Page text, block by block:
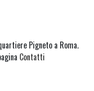
Pigneto a Roma.
Contatti